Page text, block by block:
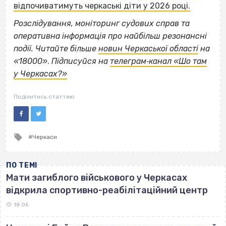
відпочиватимуть черкаські діти у 2026 році.
Розслідування, моніторинг судових справ та
оперативна інформація про найбільш резонансні
події. Читайте більше новин Черкаської області на
«18000». Підписуйся на телеграм‐канал «Шо там
у Черкасах?»
Поділитись статтею
Tagged
Черкаси
ПО ТЕМІ
Мати загиблого військового у Черкасах
відкрила спортивно-реабілітаційний центр
18:05